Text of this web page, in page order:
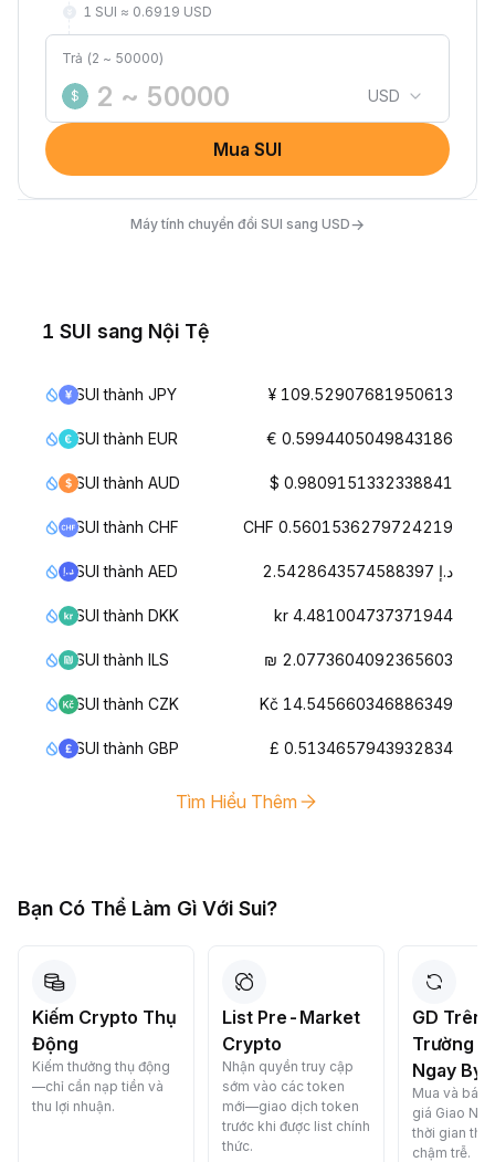
1 SUI ≈ 0.6919 USD
Trả (2 ~ 50000)
$ USD
Mua SUI
Máy tính chuyển đổi SUI sang USD→
1 SUI sang Nội Tệ
SUI thành JPY ¥ 109.52907681950613
SUI thành EUR € 0.5994405049843186
SUI thành AUD $ 0.9809151332338841
SUI thành CHF CHF 0.5601536279724219
SUI thành AED د.إ 2.5428643574588397
SUI thành DKK kr 4.481004737371944
SUI thành ILS ₪ 2.0773604092365603
SUI thành CZK Kč 14.545660346886349
SUI thành GBP £ 0.5134657943932834
Tìm Hiểu Thêm
Bạn Có Thể Làm Gì Với Sui?
Kiếm Crypto Thụ
Động
Kiếm thưởng thụ động
—chỉ cần nạp tiền và
thu lợi nhuận.
List Pre-Market
Crypto
Nhận quyền truy cập
sớm vào các token
mới—giao dịch token
trước khi được list chính
thức.
GD Trên
Trường
Ngay
Mua và bán
giá Giao
thời gian
chậm trễ.